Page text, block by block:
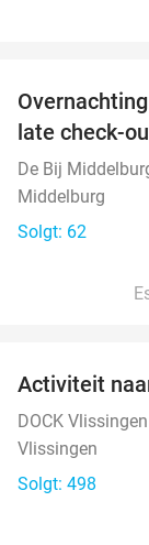
late check-
De Bij
Middelburg
Solgt: 62
Activiteit
DOCK Vlissingen
Vlissingen
Solgt: 498